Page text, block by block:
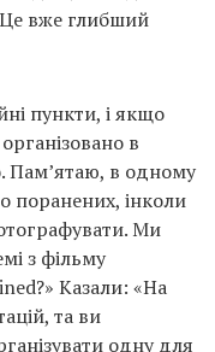
вже глибший
пункти, і якщо
в
Пам’ятаю, в одному
поранених, інколи
Ми
з фільму
Казали: «На
та ви
одну для